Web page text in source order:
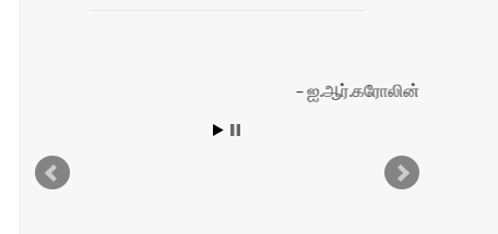
ஐ.ஆர்.கரோலின்